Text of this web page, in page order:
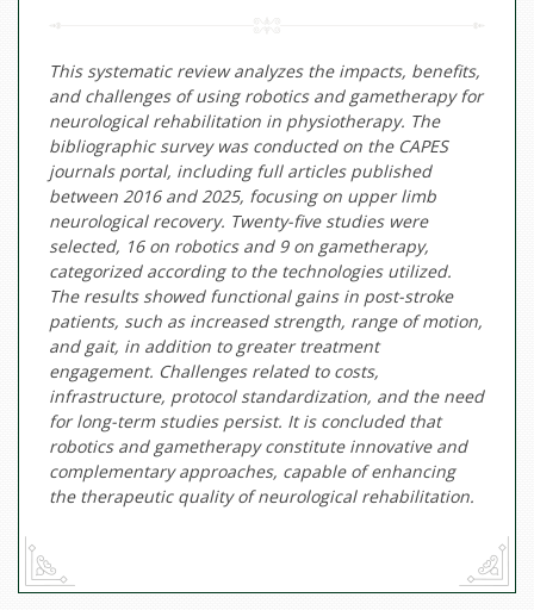
This systematic review analyzes the impacts, benefits,
and challenges of using robotics and gametherapy for
neurological rehabilitation in physiotherapy. The
bibliographic survey was conducted on the CAPES
journals portal, including full articles published
between 2016 and 2025, focusing on upper limb
neurological recovery. Twenty-five studies were
selected, 16 on robotics and 9 on gametherapy,
categorized according to the technologies utilized.
The results showed functional gains in post-stroke
patients, such as increased strength, range of motion,
and gait, in addition to greater treatment
engagement. Challenges related to costs,
infrastructure, protocol standardization, and the need
for long-term studies persist. It is concluded that
robotics and gametherapy constitute innovative and
complementary approaches, capable of enhancing
the therapeutic quality of neurological rehabilitation.